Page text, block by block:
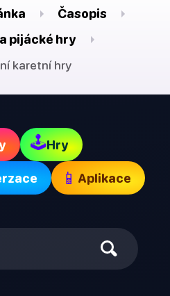
Časopis
pijácké hry
karetní hry
🕹Hry
📱 Aplikace